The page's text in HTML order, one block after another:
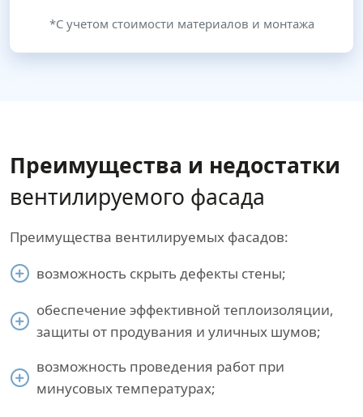
*С учетом стоимости материалов и монтажа
Преимущества и недостатки
вентилируемого фасада
Преимущества вентилируемых фасадов:
возможность скрыть дефекты стены;
обеспечение эффективной теплоизоляции,
защиты от продувания и уличных шумов;
возможность проведения работ при
минусовых температурах;